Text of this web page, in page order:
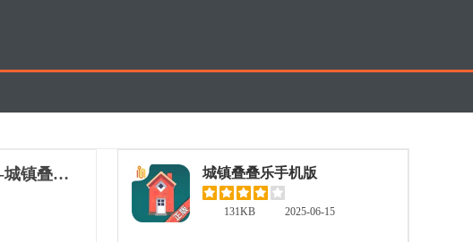
城镇叠叠乐下载-城镇叠叠乐手机版下载-城镇叠叠乐游戏版本大全 城镇叠叠乐手机版
131KB 2025-06-15